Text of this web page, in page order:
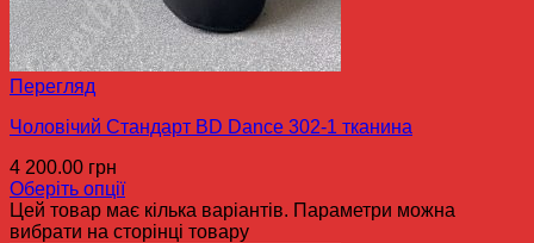
Перегляд
Чоловічий Стандарт BD Dance 302-1 тканина
4 200.00 грн
Оберіть опції
Цей товар має кілька варіантів. Параметри можна
вибрати на сторінці товару